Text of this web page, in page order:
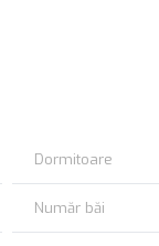
Dormitoare
Număr băi